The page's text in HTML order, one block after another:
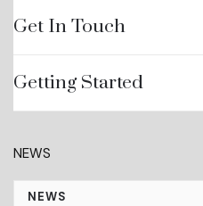
Get In Touch
Getting Started
NEWS
NEWS